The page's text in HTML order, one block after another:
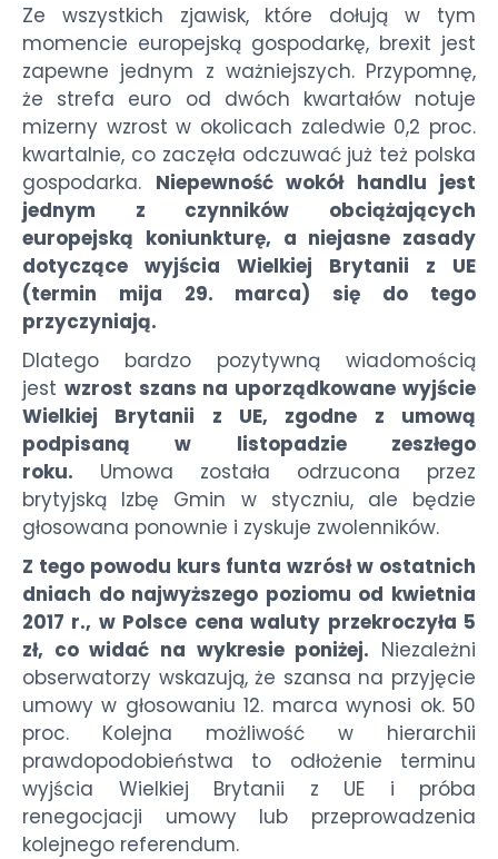
Ze wszystkich zjawisk, które dołują w tym
momencie europejską gospodarkę, brexit jest
zapewne jednym z ważniejszych. Przypomnę,
że strefa euro od dwóch kwartałów notuje
mizerny wzrost w okolicach zaledwie 0,2 proc.
kwartalnie, co zaczęła odczuwać już też polska
gospodarka. Niepewność wokół handlu jest
jednym z czynników obciążających
europejską koniunkturę, a niejasne zasady
dotyczące wyjścia Wielkiej Brytanii z UE
(termin mija 29. marca) się do tego
przyczyniają.
Dlatego bardzo pozytywną wiadomością
jest wzrost szans na uporządkowane wyjście
Wielkiej Brytanii z UE, zgodne z umową
podpisaną w listopadzie zeszłego
roku. Umowa została odrzucona przez
brytyjską Izbę Gmin w styczniu, ale będzie
głosowana ponownie i zyskuje zwolenników.
Z tego powodu kurs funta wzrósł w ostatnich
dniach do najwyższego poziomu od kwietnia
2017 r., w Polsce cena waluty przekroczyła 5
zł, co widać na wykresie poniżej. Niezależni
obserwatorzy wskazują, że szansa na przyjęcie
umowy w głosowaniu 12. marca wynosi ok. 50
proc. Kolejna możliwość w hierarchii
prawdopodobieństwa to odłożenie terminu
wyjścia Wielkiej Brytanii z UE i próba
renegocjacji umowy lub przeprowadzenia
kolejnego referendum.